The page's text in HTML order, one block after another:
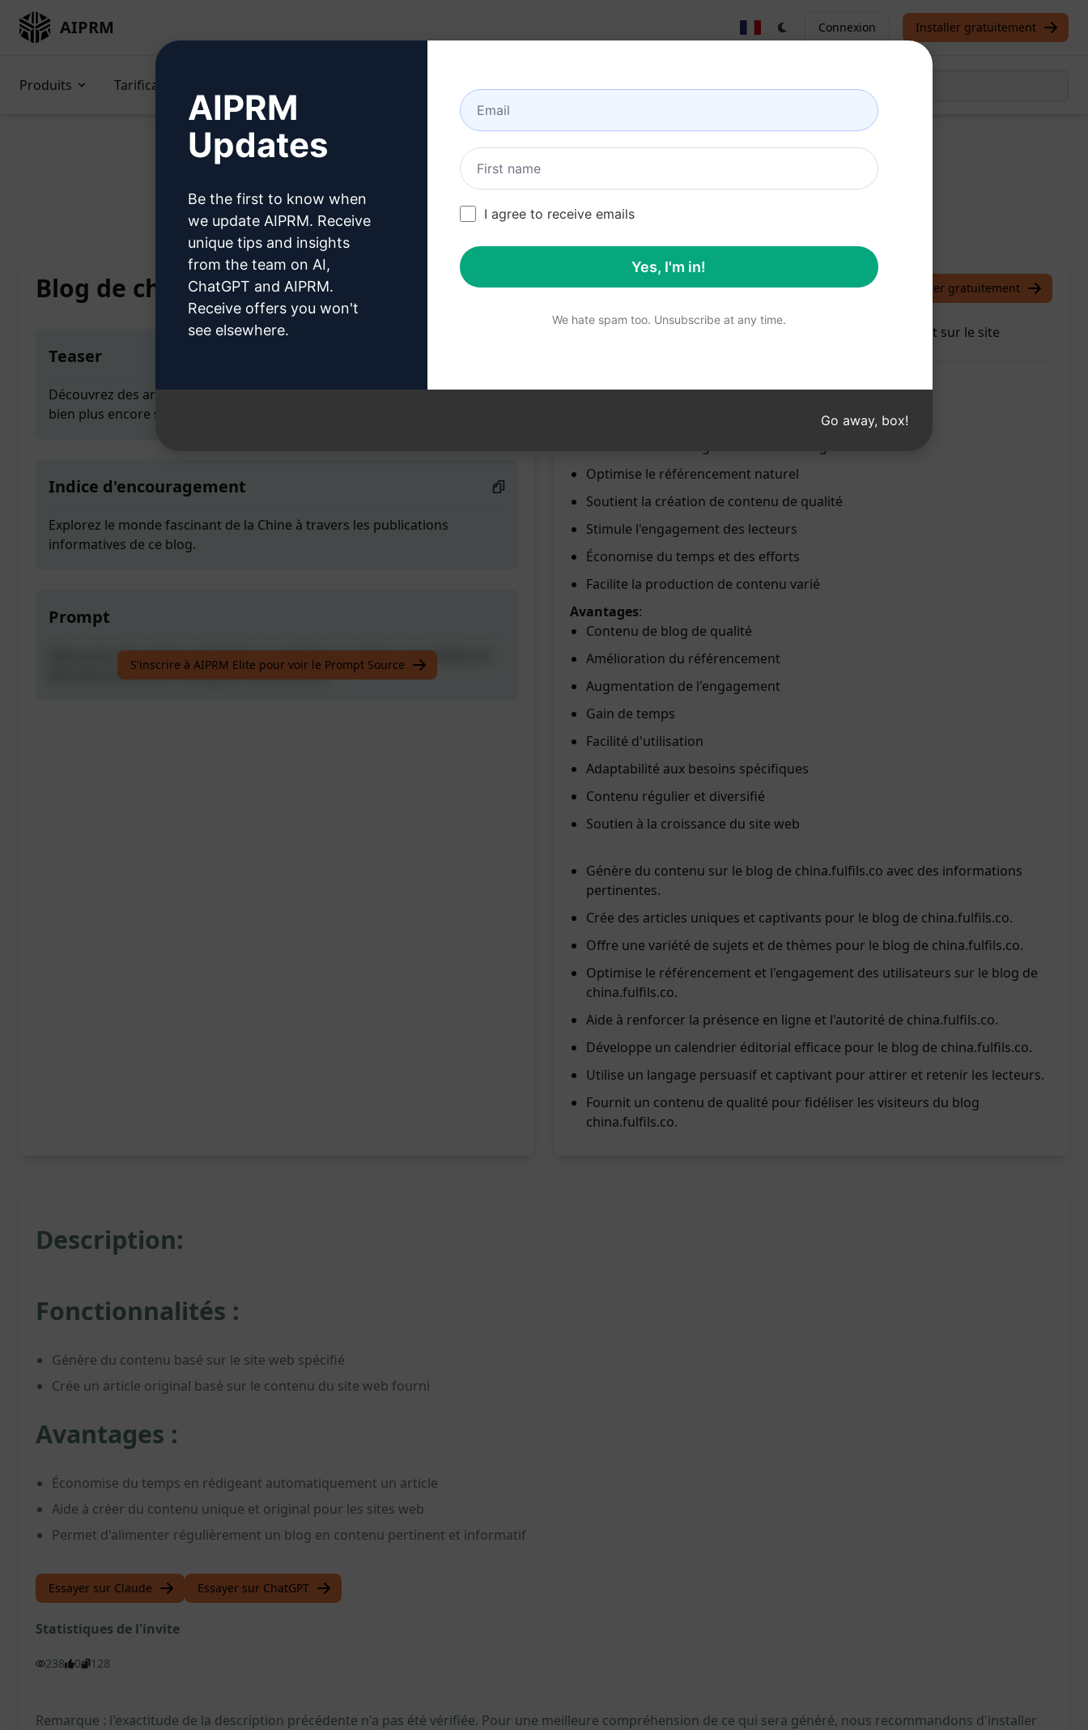
AIPRM Connexion Installer gratuitement
Produits Tarification Ressources About
Home / Invitations à l’IA /
238
0 128
Blog de china.fulfils.co
Teaser
Découvrez des articles captivants sur la Chine, sa culture, son histoire et
bien plus encore sur le blog de china.fulfils.co
Indice d'encouragement
Explorez le monde fascinant de la Chine à travers les publications
informatives de ce blog.
Prompt
Découvrez des articles captivants sur la Chine, sa culture, son histoire et
bien plus encore sur le blog de china.fulfils.co
S'inscrire à AIPRM Elite pour voir le Prompt Source
Résumé Installer gratuitement
Le [PROMPT] génère du contenu d'articles de blog captivant sur le site
Génère du contenu d'articles de blog attrayant
Personnalisation facile en fonction des besoins
Optimise le référencement naturel
Soutient la création de contenu de qualité
Stimule l'engagement des lecteurs
Économise du temps et des efforts
Facilite la production de contenu varié
Avantages:
Contenu de blog de qualité
Amélioration du référencement
Augmentation de l'engagement
Gain de temps
Facilité d'utilisation
Adaptabilité aux besoins spécifiques
Contenu régulier et diversifié
Soutien à la croissance du site web
Génère du contenu sur le blog de china.fulfils.co avec des informations
pertinentes.
Crée des articles uniques et captivants pour le blog de china.fulfils.co.
Offre une variété de sujets et de thèmes pour le blog de china.fulfils.co.
Optimise le référencement et l'engagement des utilisateurs sur le blog de
china.fulfils.co.
Aide à renforcer la présence en ligne et l'autorité de china.fulfils.co.
Développe un calendrier éditorial efficace pour le blog de china.fulfils.co.
Utilise un langage persuasif et captivant pour attirer et retenir les lecteurs.
Fournit un contenu de qualité pour fidéliser les visiteurs du blog
china.fulfils.co.
Description:
Fonctionnalités :
Génère du contenu basé sur le site web spécifié
Crée un article original basé sur le contenu du site web fourni
Avantages :
Économise du temps en rédigeant automatiquement un article
Aide à créer du contenu unique et original pour les sites web
Permet d'alimenter régulièrement un blog en contenu pertinent et informatif
Essayer sur Claude Essayer sur ChatGPT
Statistiques de l'invite
238 0 128
Remarque : l'exactitude de la description précédente n'a pas été vérifiée. Pour une meilleure compréhension de ce qui sera généré, nous recommandons d'installer
AIPRM
Updates
Be the first to know when
we update AIPRM. Receive
unique tips and insights
from the team on AI,
ChatGPT and AIPRM.
Receive offers you won't
see elsewhere.
I agree to receive emails
Yes, I'm in!
We hate spam too. Unsubscribe at any time.
Go away, box!